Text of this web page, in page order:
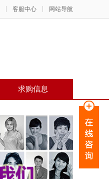
客服中心 网站导航
求购信息